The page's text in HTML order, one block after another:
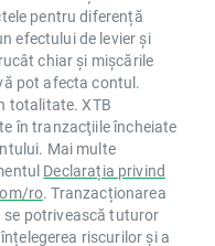
pentru diferență
efectului de levier și
chiar și mișcările
pot afecta contul.
totalitate. XTB
în tranzacţiile încheiate
Mai multe
Declarația privind
ro. Tranzacționarea
potrivească tuturor
riscurilor și a